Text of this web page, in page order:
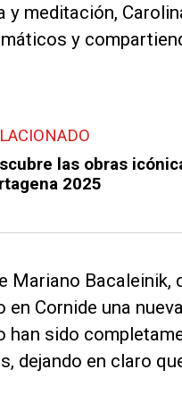
y meditación,
y
las obras
2025
Mariano
en Cornide una
han sido
dejando en claro